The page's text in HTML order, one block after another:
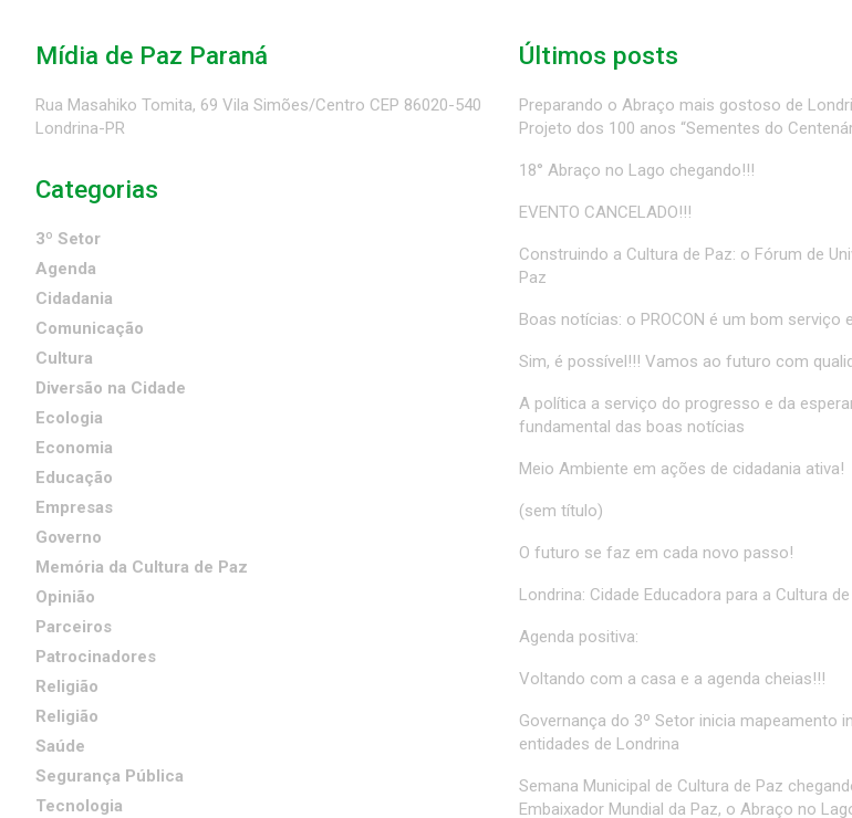
Mídia de Paz Paraná
Rua Masahiko Tomita, 69 Vila Simões/Centro CEP 86020-540
Londrina-PR
Categorias
3º Setor
Agenda
Cidadania
Comunicação
Cultura
Diversão na Cidade
Ecologia
Economia
Educação
Empresas
Governo
Memória da Cultura de Paz
Opinião
Parceiros
Patrocinadores
Religião
Religião
Saúde
Segurança Pública
Tecnologia
Últimos posts
Preparando o Abraço mais gostoso de
Projeto dos 100 anos “Sementes do
18° Abraço no Lago chegando!!!
EVENTO CANCELADO!!!
Construindo a Cultura de Paz: o Fórum de
Paz
Boas notícias: o PROCON é um bom serviço
Sim, é possível!!! Vamos ao futuro com
A política a serviço do progresso e da
fundamental das boas notícias
Meio Ambiente em ações de cidadania ativa!
(sem título)
O futuro se faz em cada novo passo!
Londrina: Cidade Educadora para a Cultura
Agenda positiva:
Voltando com a casa e a agenda cheias!!!
Governança do 3º Setor inicia mapeamento
entidades de Londrina
Semana Municipal de Cultura de Paz
Embaixador Mundial da Paz, o Abraço no